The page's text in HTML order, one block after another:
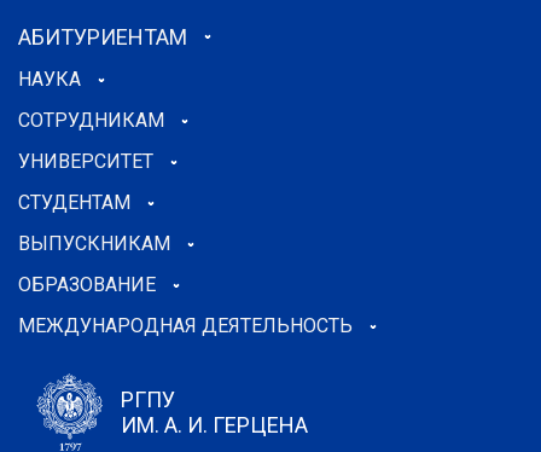
АБИТУРИЕНТАМ
НАУКА
СОТРУДНИКАМ
УНИВЕРСИТЕТ
СТУДЕНТАМ
ВЫПУСКНИКАМ
ОБРАЗОВАНИЕ
МЕЖДУНАРОДНАЯ ДЕЯТЕЛЬНОСТЬ
РГПУ
ИМ. А. И. ГЕРЦЕНА